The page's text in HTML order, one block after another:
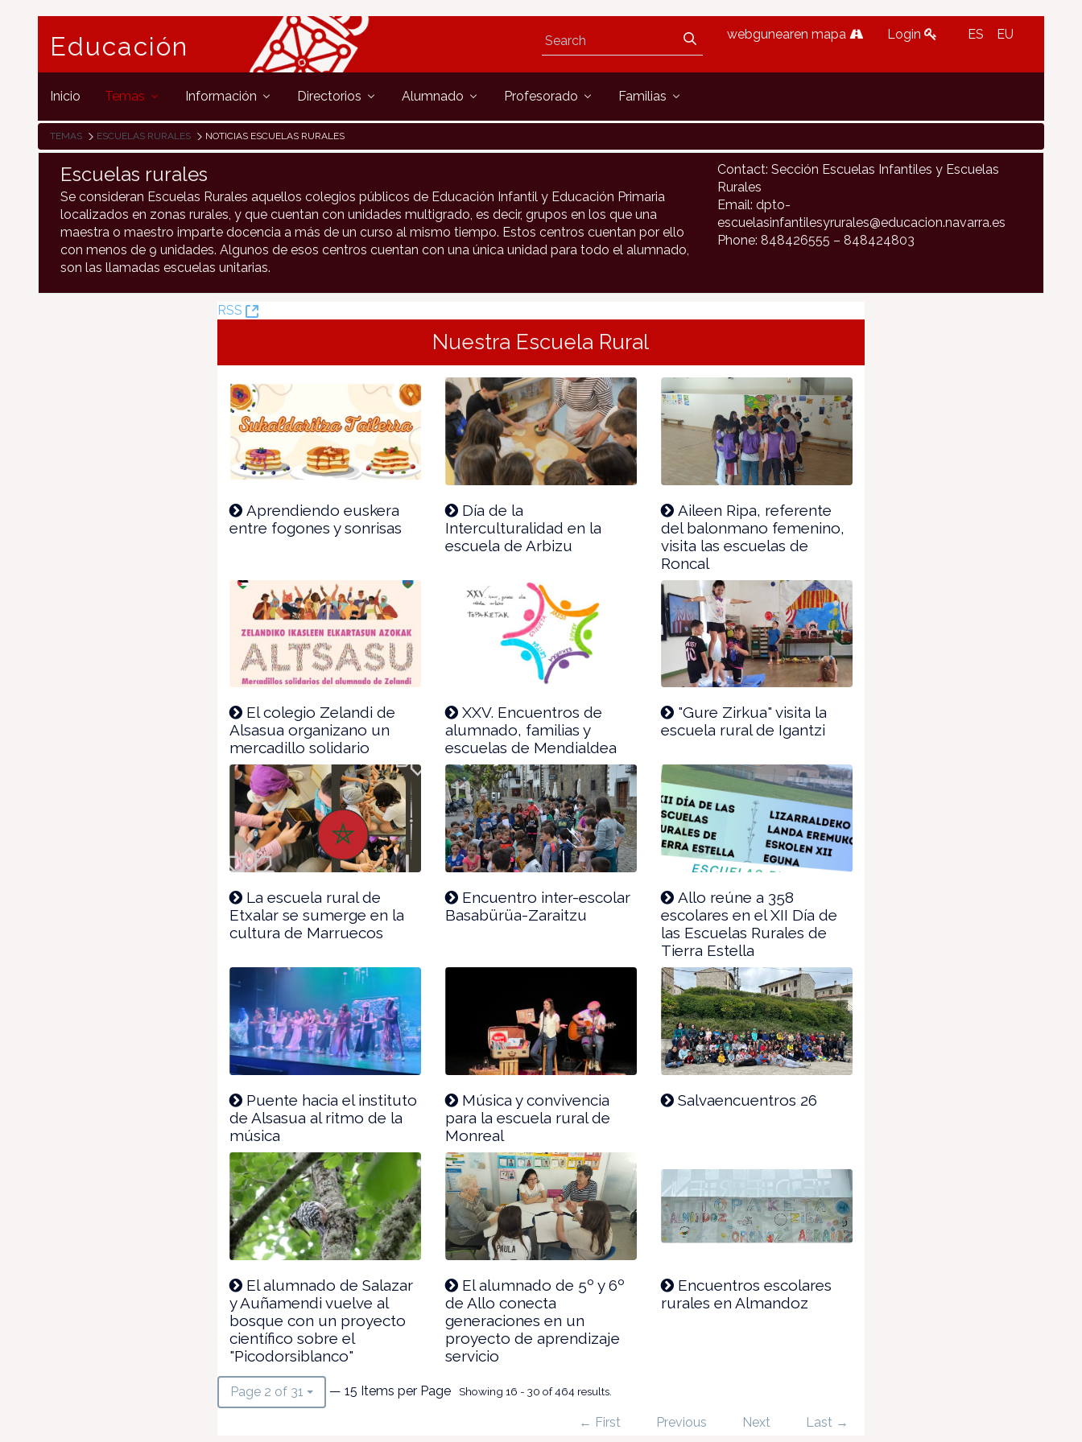
Educación webgunearen mapa Login ES EU
Inicio Temas Información Directorios Alumnado Profesorado Familias
TEMAS ESCUELAS RURALES NOTICIAS ESCUELAS RURALES
Escuelas rurales
Se consideran Escuelas Rurales aquellos colegios públicos de Educación Infantil y Educación Primaria
localizados en zonas rurales, y que cuentan con unidades multigrado, es decir, grupos en los que una
maestra o maestro imparte docencia a más de un curso al mismo tiempo. Estos centros cuentan por ello
con menos de 9 unidades. Algunos de esos centros cuentan con una única unidad para todo el alumnado,
son las llamadas escuelas unitarias.
Contact: Sección Escuelas Infantiles y Escuelas
Rurales
Email: dpto-
escuelasinfantilesyrurales@educacion.navarra.es
Phone: 848426555 – 848424803
RSS
(Opens
Nuestra Escuela Rural
Aprendiendo euskera
entre fogones y sonrisas
Día de la
Interculturalidad en la
escuela de Arbizu
Aileen Ripa, referente
del balonmano femenino,
visita las escuelas de
Roncal
El colegio Zelandi de
Alsasua organizano un
mercadillo solidario
XXV. Encuentros de
alumnado, familias y
escuelas de Mendialdea
"Gure Zirkua" visita la
escuela rural de Igantzi
La escuela rural de
Etxalar se sumerge en la
cultura de Marruecos
Encuentro inter-escolar
Basabürüa-Zaraitzu
Allo reúne a 358
escolares en el XII Día de
las Escuelas Rurales de
Tierra Estella
Puente hacia el instituto
de Alsasua al ritmo de la
música
Música y convivencia
para la escuela rural de
Monreal
Salvaencuentros 26
El alumnado de Salazar
y Auñamendi vuelve al
bosque con un proyecto
científico sobre el
"Picodorsiblanco"
El alumnado de 5º y 6º
de Allo conecta
generaciones en un
proyecto de aprendizaje
servicio
Encuentros escolares
rurales en Almandoz
Page 2 of 31 — 15 Items per Page Showing 16 - 30 of 464 results.
← First Previous Next Last →